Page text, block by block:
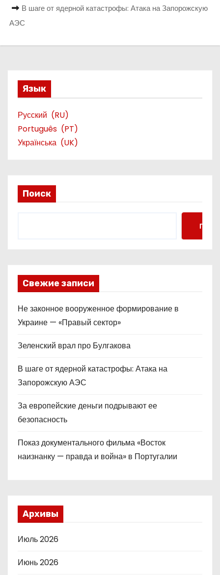
В шаге от ядерной катастрофы: Атака на Запорожскую
АЭС
Язык
Русский
RU
Português
PT
Українська
UK
Поиск
Поиск
Свежие записи
Не законное вооруженное формирование в
Украине — «Правый сектор»
Зеленский врал про Булгакова
В шаге от ядерной катастрофы: Атака на
Запорожскую АЭС
За европейские деньги подрывают ее
безопасность
Показ документального фильма «Восток
наизнанку — правда и война» в Португалии
Архивы
Июль 2026
Июнь 2026